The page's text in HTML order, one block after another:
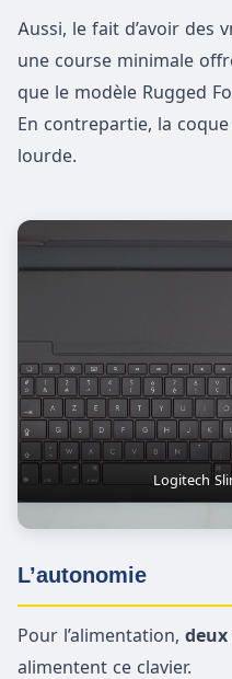
Aussi, le fait d’avoir des
une course minimale
que le modèle Rugged
En contrepartie, la
lourde.
Logitech
L’autonomie
Pour l’alimentation, deux
alimentent ce clavier.